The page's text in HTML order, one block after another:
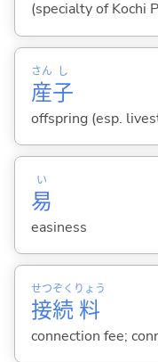
(specialty of Kochi
産
さん
子
し
offspring (esp.
易
い
easiness
接
せつ
続
ぞく
料
りょう
connection fee;